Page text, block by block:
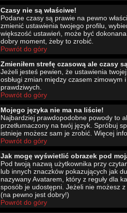
Czasy nie są właściwe!
Podane czasy są prawie na pewno
zmienić ustawienia twojego profilu,
większość ustawień, może być
dobry moment, żeby to zrobić.
Powrót do góry
Zmieniłem strefę czasową ale czasy
Jeżeli jesteś pewien, że ustawienia
osbługi zmian między czasem
prawdziwych.
Powrót do góry
Mojego języka nie ma na liście!
Najbardziej prawdopodobne powody to
przetłumaczony na twój język. Spróbuj
istnieje możesz sam je zrobić. Więcej
Powrót do góry
Jak mogę wyświetlić obrazek pod
Pod twoją nazwą użytkownika przy
lub innych znaczków pokazujących jak
nazywany Avatarem, który z reguły dla
sposób je udostępni. Jeżeli nie możesz
(na pewno jest dobry!)
Powrót do góry